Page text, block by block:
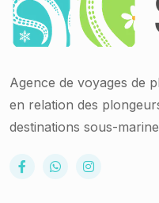
Agence de voyages de
en relation des
destinations sous-